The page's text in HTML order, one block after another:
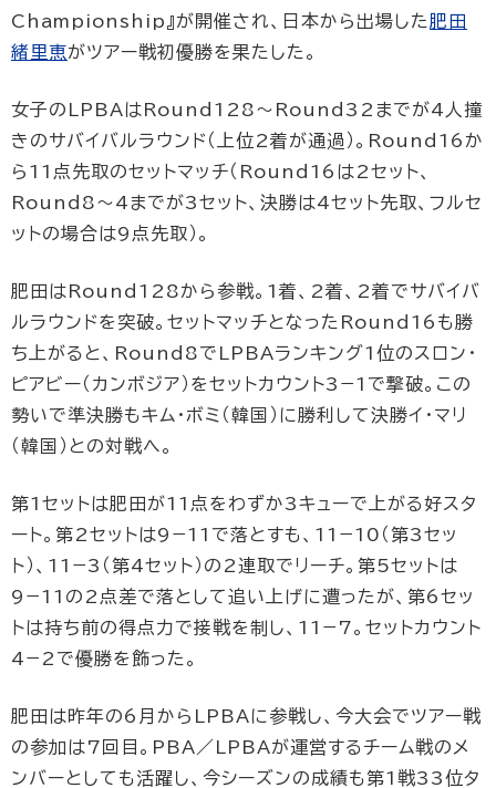
Championship』が開催され、日本から出場した肥田
緒里恵がツアー戦初優勝を果たした。
女子のLPBAはRound128〜Round32までが4人撞
きのサバイバルラウンド（上位2着が通過）。Round16か
ら11点先取のセットマッチ（Round16は2セット、
Round8〜4までが3セット、決勝は4セット先取、フルセ
ットの場合は9点先取）。
肥田はRound128から参戦。1着、2着、2着でサバイバ
ルラウンドを突破。セットマッチとなったRound16も勝
ち上がると、Round8でLPBAランキング1位のスロン・
ピアビー（カンボジア）をセットカウント3−1で撃破。この
勢いで準決勝もキム・ボミ（韓国）に勝利して決勝イ・マリ
（韓国）との対戦へ。
第1セットは肥田が11点をわずか3キューで上がる好スタ
ート。第2セットは9−11で落とすも、11−10（第3セッ
ト）、11−3（第4セット）の2連取でリーチ。第5セットは
9−11の2点差で落として追い上げに遭ったが、第6セッ
トは持ち前の得点力で接戦を制し、11−7。セットカウント
4−2で優勝を飾った。
肥田は昨年の6月からLPBAに参戦し、今大会でツアー戦
の参加は7回目。PBA／LPBAが運営するチーム戦のメ
ンバーとしても活躍し、今シーズンの成績も第1戦33位タ